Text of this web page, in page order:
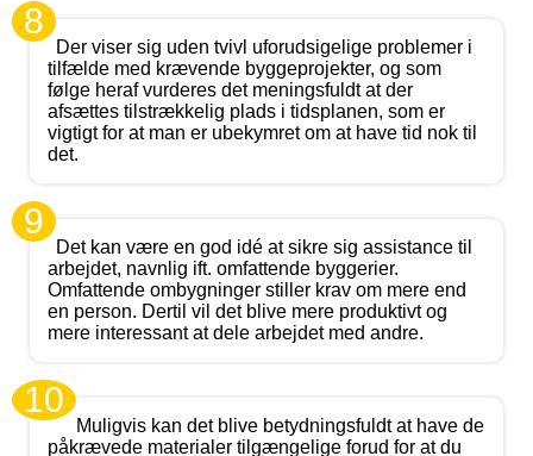
8
Der viser sig uden tvivl uforudsigelige problemer i
tilfælde med krævende byggeprojekter, og som
følge heraf vurderes det meningsfuldt at der
afsættes tilstrækkelig plads i tidsplanen, som er
vigtigt for at man er ubekymret om at have tid nok til
det.
9
Det kan være en god idé at sikre sig assistance til
arbejdet, navnlig ift. omfattende byggerier.
Omfattende ombygninger stiller krav om mere end
en person. Dertil vil det blive mere produktivt og
mere interessant at dele arbejdet med andre.
10
Muligvis kan det blive betydningsfuldt at have de
påkrævede materialer tilgængelige forud for at du